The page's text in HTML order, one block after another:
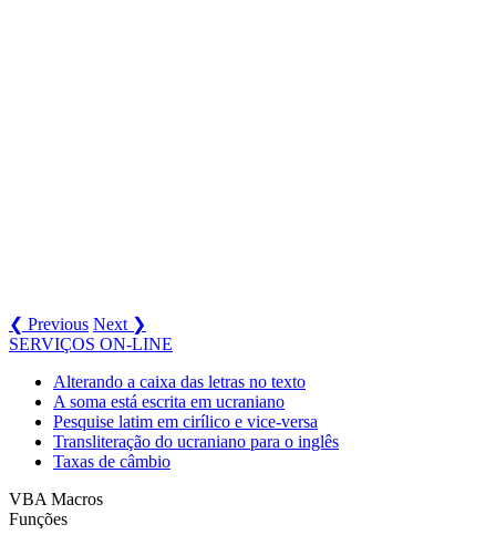
❮ Previous Next ❯
SERVIÇOS ON-LINE
Alterando a caixa das letras no texto
A soma está escrita em ucraniano
Pesquise latim em cirílico e vice-versa
Transliteração do ucraniano para o inglês
Taxas de câmbio
VBA Macros
Funções